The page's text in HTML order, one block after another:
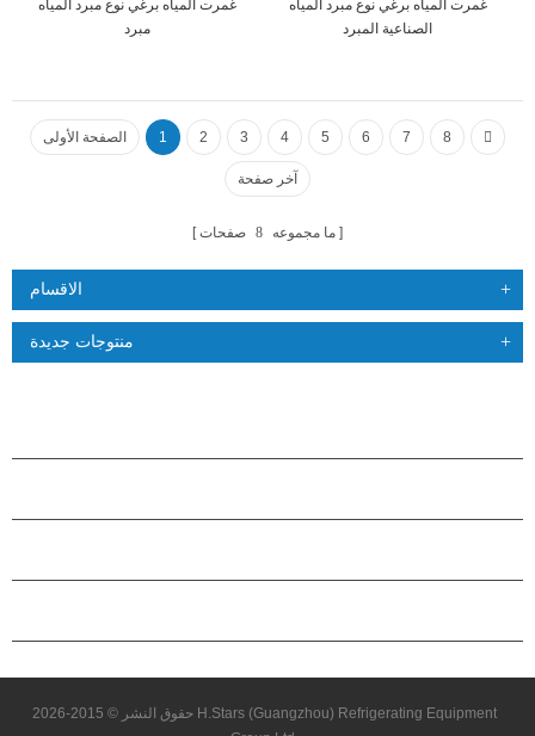
غمرت المياه برغي نوع مبرد المياه
مبرد
غمرت المياه برغي نوع مبرد المياه
الصناعية المبرد
الصفحة الأولى 1 2 3 4 5 6 7 8
آخر صفحة
ما مجموعه 8 صفحات
الاقسام
منتوجات جديدة
حقوق النشر © 2015-2026 H.Stars (Guangzhou) Refrigerating Equipment